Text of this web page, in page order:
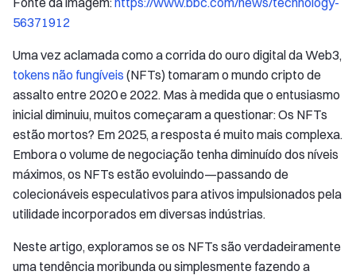
56371912
Uma vez aclamada como a corrida do ouro digital da Web3,
tokens não fungíveis (NFTs) tomaram o mundo cripto de
assalto entre 2020 e 2022. Mas à medida que o entusiasmo
inicial diminuiu, muitos começaram a questionar: Os NFTs
estão mortos? Em 2025, a resposta é muito mais complexa.
Embora o volume de negociação tenha diminuído dos níveis
máximos, os NFTs estão evoluindo—passando de
colecionáveis especulativos para ativos impulsionados pela
utilidade incorporados em diversas indústrias.
Neste artigo, exploramos se os NFTs são verdadeiramente
uma tendência moribunda ou simplesmente fazendo a